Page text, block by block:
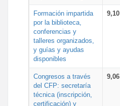
Formación impartida
por la biblioteca,
conferencias y
talleres organizados,
y guías y ayudas
disponibles
9,10
Congresos a través
del CFP: secretaría
técnica (inscripción,
certificación) y
9,06